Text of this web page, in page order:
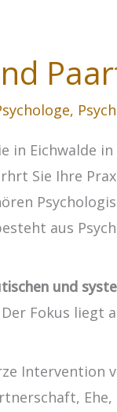
,
Eichwalde
Sie Ihre
aus
und
Fokus liegt
Intervention